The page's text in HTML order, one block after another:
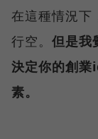
在這種情況下
行空。 但是我
決定你的創業
素。